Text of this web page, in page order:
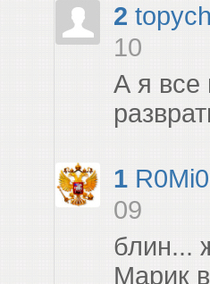
2
10
А я
1 R0Mi0
09
блин...
Марик